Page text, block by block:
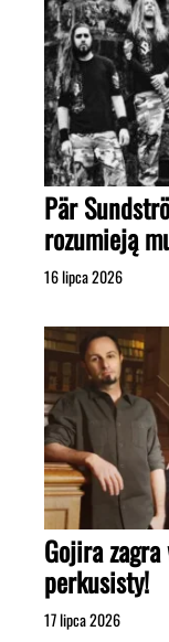
Pär
rozumieją
16 lipca 2026
Gojira zagra
perkusisty!
17 lipca 2026